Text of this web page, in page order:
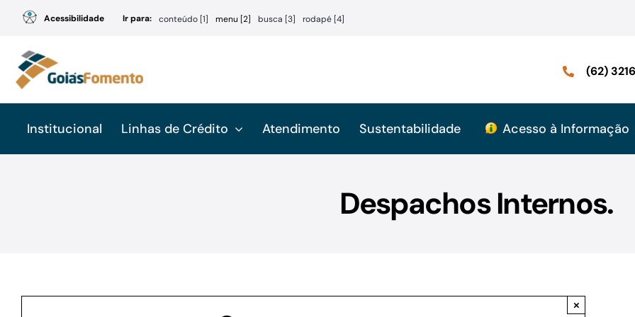
conteúdo
Acessibilidade Ir para: conteúdo [1] menu [2] busca [3] rodapé [4]
(62)
Institucional Linhas de Crédito Atendimento Sustentabilidade Acesso à Informação
Despachos Internos.
×